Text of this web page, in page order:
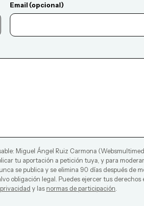
Email (opcional)
Miguel Ángel Ruiz Carmona (
tu aportación a petición tuya, y para
se publica y se elimina 90 días después de
obligación legal. Puedes ejercer tus derechos
y las normas de participación